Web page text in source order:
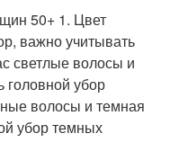
50+ 1. Цвет
важно учитывать
светлые волосы и
головной убор
волосы и темная
убор темных